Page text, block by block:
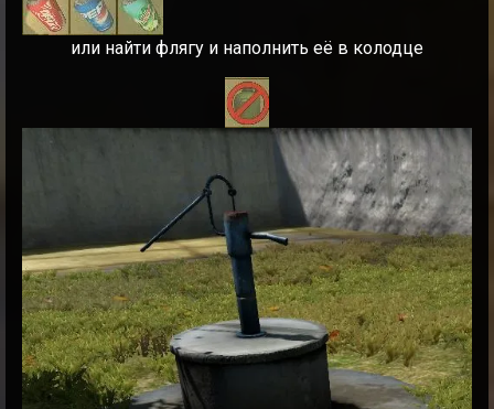
или найти флягу и наполнить её в колодце